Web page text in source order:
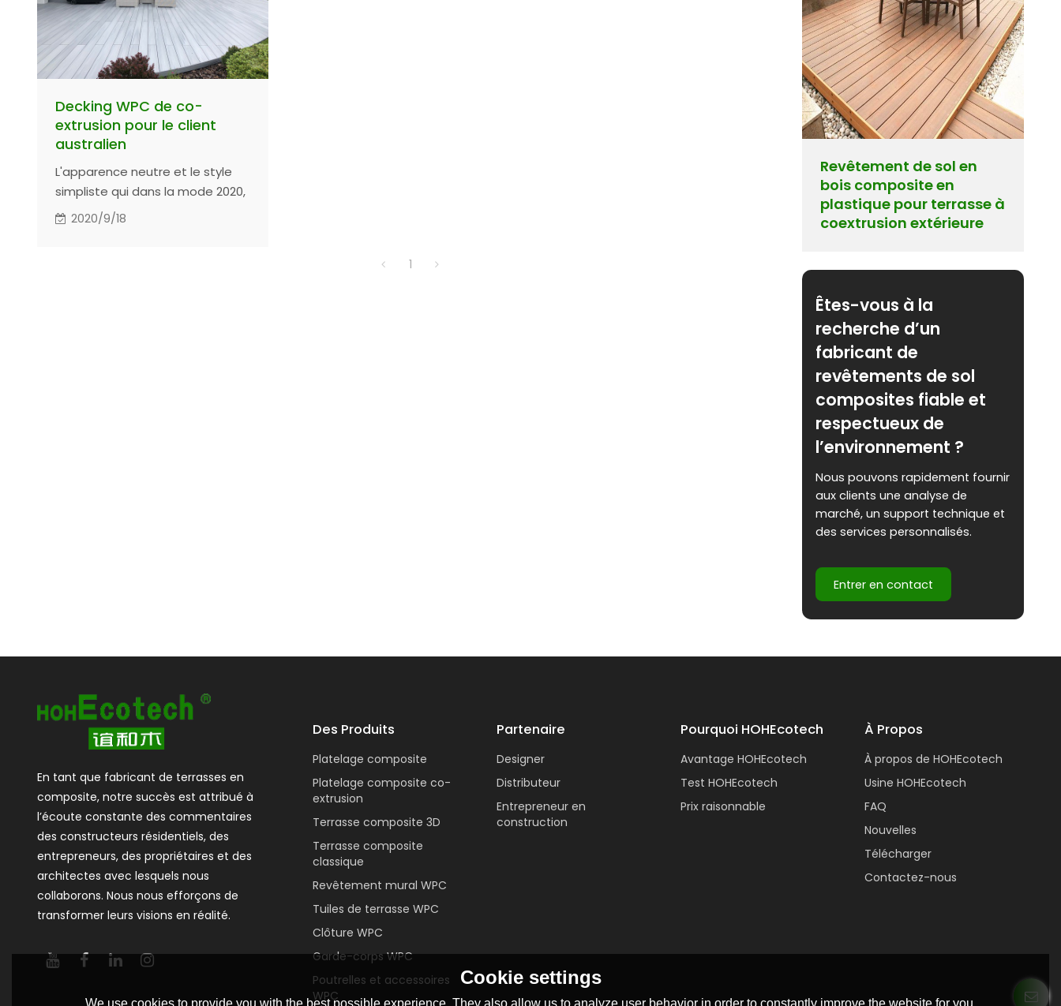
Decking WPC de co-
extrusion pour le client
australien
L'apparence neutre et le style
simpliste qui dans la mode 2020,
c'est un espace parfait pour les
2020/9/18
1
Revêtement de sol en
bois composite en
plastique pour terrasse à
coextrusion extérieure
Êtes-vous à la
recherche d’un
fabricant de
revêtements de sol
composites fiable et
respectueux de
l’environnement ?
Nous pouvons rapidement fournir
aux clients une analyse de
marché, un support technique et
des services personnalisés.
Entrer en contact
En tant que fabricant de terrasses en
composite, notre succès est attribué à
l’écoute constante des commentaires
des constructeurs résidentiels, des
entrepreneurs, des propriétaires et des
architectes avec lesquels nous
collaborons. Nous nous efforçons de
transformer leurs visions en réalité.
Des Produits
Platelage composite
Platelage composite co-
extrusion
Terrasse composite 3D
Terrasse composite
classique
Revêtement mural WPC
Tuiles de terrasse WPC
Clôture WPC
Garde-corps WPC
Poutrelles et accessoires
WPC
Partenaire
Designer
Distributeur
Entrepreneur en
construction
Pourquoi HOHEcotech
Avantage HOHEcotech
Test HOHEcotech
Prix raisonnable
À Propos
À propos de HOHEcotech
Usine HOHEcotech
FAQ
Nouvelles
Télécharger
Contactez-nous
Cookie settings